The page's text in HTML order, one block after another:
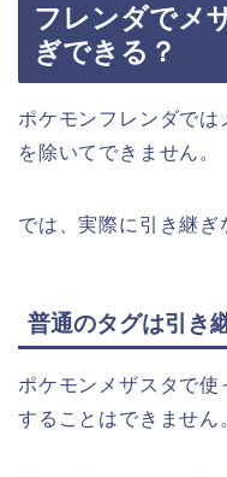
フレンダでメ
ぎできる？
ポケモンフレンダで
を除いてできません。
では、実際に引き継ぎ
普通のタグは引き
ポケモンメザスタで
することはできません